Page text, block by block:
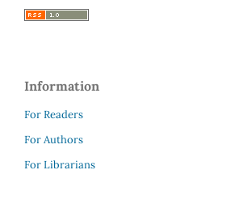
Information
For Readers
For Authors
For Librarians